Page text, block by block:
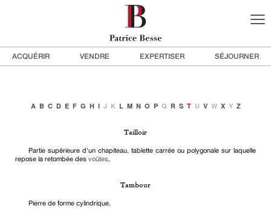
ACQUÉRIR VENDRE EXPERTISER SÉJOURNER
A B C D E F G H I J K L M N O P Q R S T U V W X Y Z
Tailloir
Partie supérieure d'un chapiteau, tablette carrée ou polygonale sur laquelle
repose la retombée des voûtes.
Tambour
Pierre de forme cylindrique.